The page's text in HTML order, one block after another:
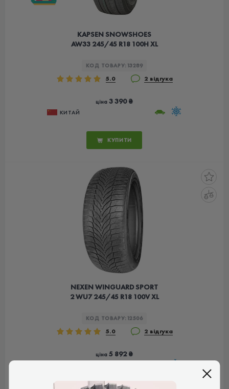
KAPSEN SNOWSHOES
AW33 245/45 R18 100H XL
КОД ТОВАРУ: 13289
5.0 2 відгука
ціна 3 390 ₴
КИТАЙ
КУПИТИ
NEXEN WINGUARD SPORT
2 WU7 245/45 R18 100V XL
КОД ТОВАРУ: 12506
5.0 2 відгука
ціна 5 892 ₴